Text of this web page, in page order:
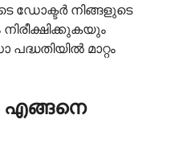
ഡോക്ടർ നിങ്ങളുടെ
മാറ്റം